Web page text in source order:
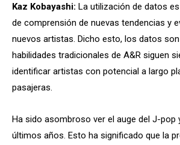
Kaz Kobayashi: La utilización de datos
de comprensión de nuevas tendencias y
nuevos artistas. Dicho esto, los datos
habilidades tradicionales de A&R siguen
identificar artistas con potencial a largo
pasajeras.
Ha sido asombroso ver el auge del J-pop
últimos años. Esto ha significado que la